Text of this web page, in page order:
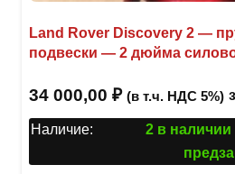
Land Rover Discovery 2 —
подвески — 2 дюйма
34 000,00 ₽ (в т.ч. НДС 5%)
Наличие:
2 в